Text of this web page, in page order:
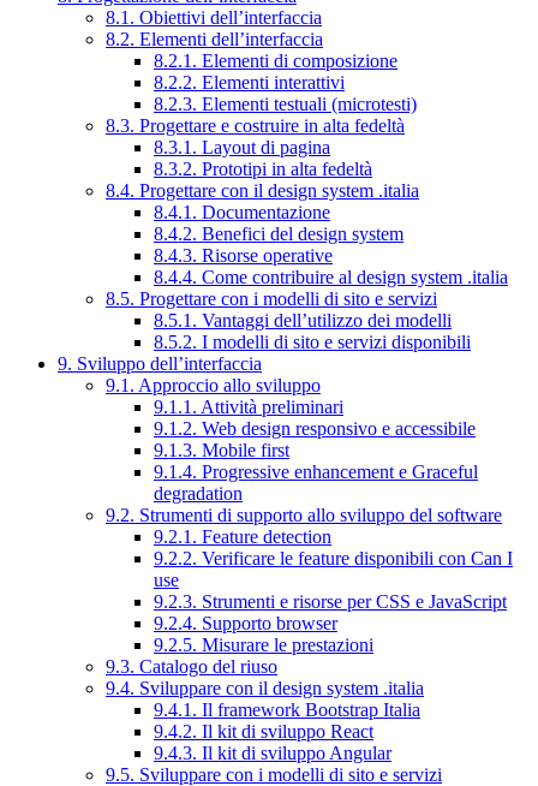
8.1. Obiettivi dell’interfaccia
8.2. Elementi dell’interfaccia
8.2.1. Elementi di composizione
8.2.2. Elementi interattivi
8.2.3. Elementi testuali (microtesti)
8.3. Progettare e costruire in alta fedeltà
8.3.1. Layout di pagina
8.3.2. Prototipi in alta fedeltà
8.4. Progettare con il design system .italia
8.4.1. Documentazione
8.4.2. Benefici del design system
8.4.3. Risorse operative
8.4.4. Come contribuire al design system .italia
8.5. Progettare con i modelli di sito e servizi
8.5.1. Vantaggi dell’utilizzo dei modelli
8.5.2. I modelli di sito e servizi disponibili
9. Sviluppo dell’interfaccia
9.1. Approccio allo sviluppo
9.1.1. Attività preliminari
9.1.2. Web design responsivo e accessibile
9.1.3. Mobile first
9.1.4. Progressive enhancement e Graceful
degradation
9.2. Strumenti di supporto allo sviluppo del software
9.2.1. Feature detection
9.2.2. Verificare le feature disponibili con Can I
use
9.2.3. Strumenti e risorse per CSS e JavaScript
9.2.4. Supporto browser
9.2.5. Misurare le prestazioni
9.3. Catalogo del riuso
9.4. Sviluppare con il design system .italia
9.4.1. Il framework Bootstrap Italia
9.4.2. Il kit di sviluppo React
9.4.3. Il kit di sviluppo Angular
9.5. Sviluppare con i modelli di sito e servizi